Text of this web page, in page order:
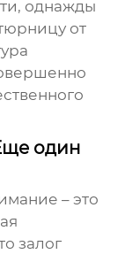
однажды
от
один
– это
залог